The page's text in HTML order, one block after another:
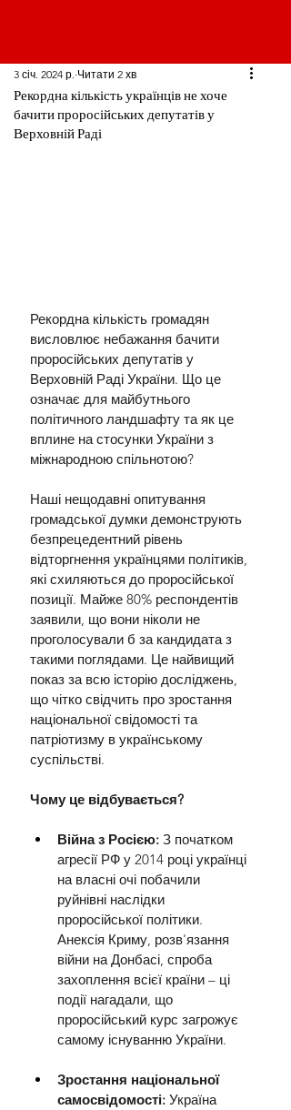
Рекордна кількість українців не хоче
бачити проросійських депутатів у
Верховній Раді
3 січ. 2024 р. Читати 2 хв
Рекордна кількість громадян
висловлює небажання бачити
проросійських депутатів у
Верховній Раді України. Що це
означає для майбутнього
політичного ландшафту та як це
вплине на стосунки України з
міжнародною спільнотою?
Наші нещодавні опитування
громадської думки демонструють
безпрецедентний рівень
відторгнення українцями політиків,
які схиляються до проросійської
позиції. Майже 80% респондентів
заявили, що вони ніколи не
проголосували б за кандидата з
такими поглядами. Це найвищий
показ за всю історію досліджень,
що чітко свідчить про зростання
національної свідомості та
патріотизму в українському
суспільстві.
Чому це відбувається?
Війна з Росією: З початком
агресії РФ у 2014 році українці
на власні очі побачили
руйнівні наслідки
проросійської політики.
Анексія Криму, розв'язання
війни на Донбасі, спроба
захоплення всієї країни – ці
події нагадали, що
проросійський курс загрожує
самому існуванню України.
Зростання національної
самосвідомості: Україна